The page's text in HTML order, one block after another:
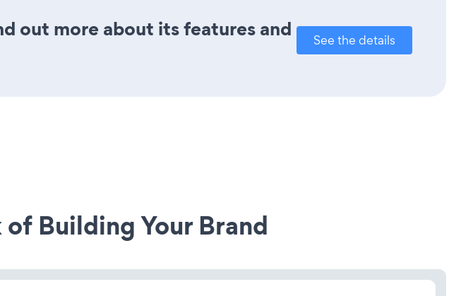
out more about its features and
See the details
Building Your Brand